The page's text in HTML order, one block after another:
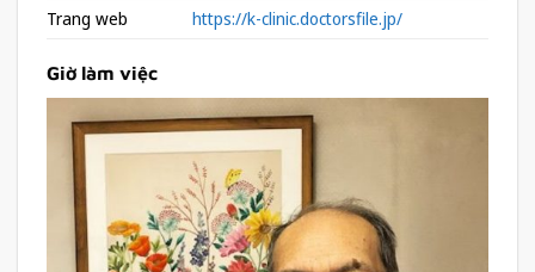
Trang web
https://k-clinic.doctorsfile.jp/
Giờ làm việc